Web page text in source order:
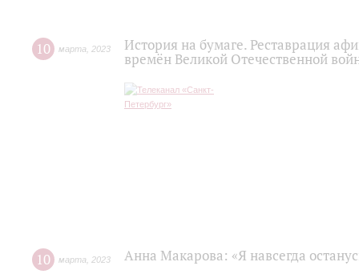
10 марта 2023
История на бумаге. Реставрация
времён Великой Отечественной
10 марта 2023 Анна Макарова: «Я навсегда